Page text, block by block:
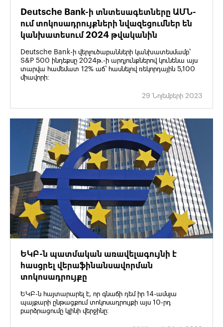
Deutsche Bank-ի տնտեսագետները ԱՄՆ-
ում տոկոսադրույքների նվազեցումներ են
կանխատեսում 2024 թվականին
Deutsche Bank-ի վերլուծաբանների կանխատեսմամբ՝
S&P 500 ինդեքսը 2024թ.-ի արդյունքներով կունենա այս
տարվա համեմատ 12% աճ՝ հասնելով ռեկորդային 5,100
միավորի։
29 Նոյեմբերի 2023
ԵԿԲ-ն պատմական առավելագույնի է
հասցրել վերաֆինանսավորման
տոկոսադրույքը
ԵԿԲ-ն հայտարարել է, որ գնաճի դեմ իր 14-ամսյա
պայքարի ընթացքում տոկոսադրույքի այս 10-րդ
բարձրացումը կլինի վերջինը։